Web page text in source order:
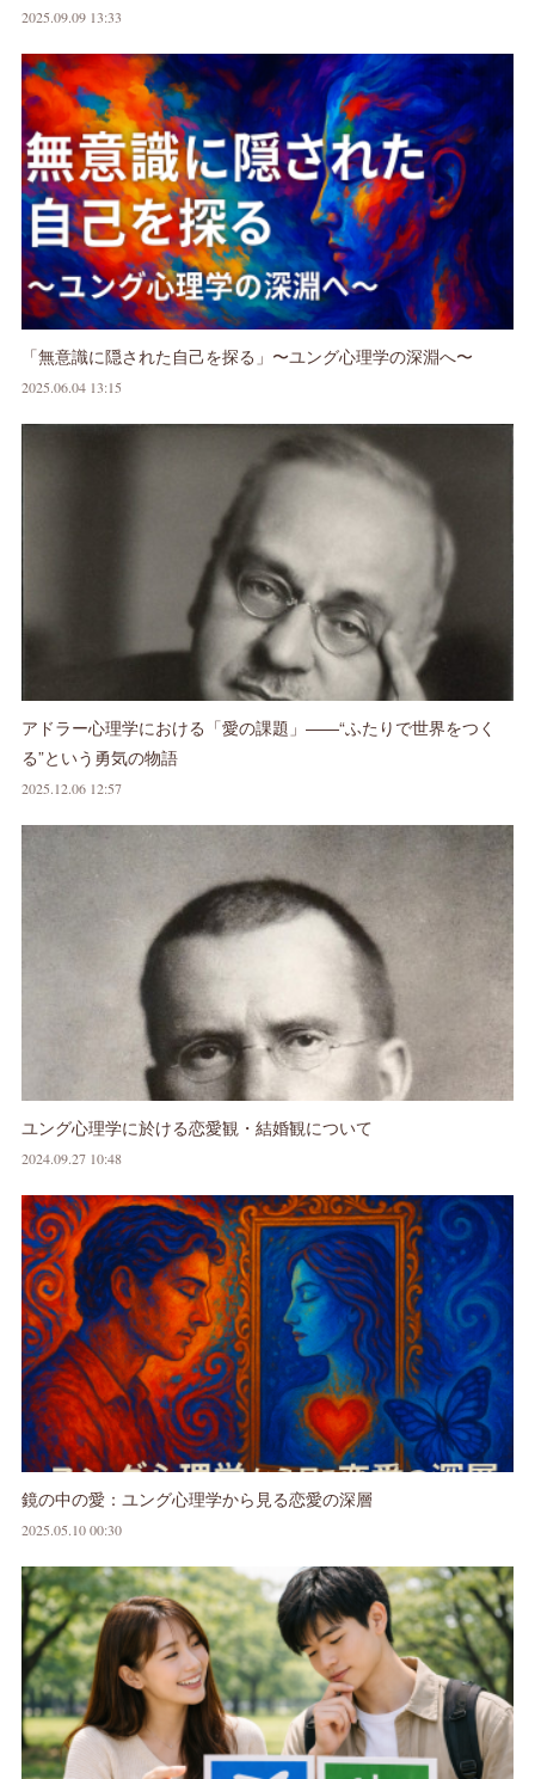
2025.09.09 13:33
「無意識に隠された自己を探る」〜ユング心理学の深淵へ〜
2025.06.04 13:15
アドラー心理学における「愛の課題」——“ふたりで世界をつく
る”という勇気の物語
2025.12.06 12:57
ユング心理学に於ける恋愛観・結婚観について
2024.09.27 10:48
鏡の中の愛：ユング心理学から見る恋愛の深層
2025.05.10 00:30